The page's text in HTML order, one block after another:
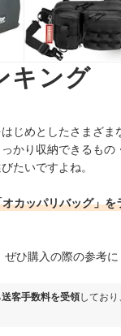
キング
じめとしたさまざま
かり収納できるもの
たいですよね。
カッパリバッグ」を
ぜひ購入の際の参考に
客手数料を受領しており